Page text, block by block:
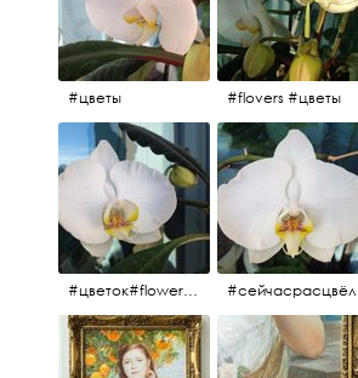
#цветы #flovers #цветы
#цветок#flowers #💜🌸 #сейчасрасцвёл